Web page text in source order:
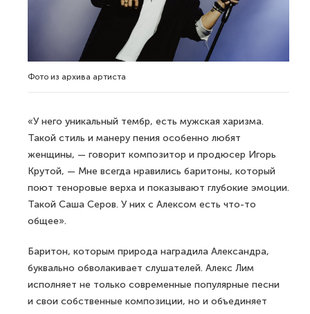
Фото из архива артиста
«У него уникальный тембр, есть мужская харизма.
Такой стиль и манеру пения особенно любят
женщины, — говорит композитор и продюсер Игорь
Крутой, — Мне всегда нравились баритоны, который
поют теноровые верха и показывают глубокие эмоции.
Такой Саша Серов. У них с Алексом есть что-то
общее».
Баритон, которым природа наградила Александра,
буквально обволакивает слушателей. Алекс Лим
исполняет не только современные популярные песни
и свои собственные композиции, но и объединяет